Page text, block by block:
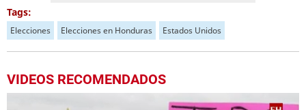
Tags:
Elecciones Elecciones en Honduras Estados Unidos
VIDEOS RECOMENDADOS